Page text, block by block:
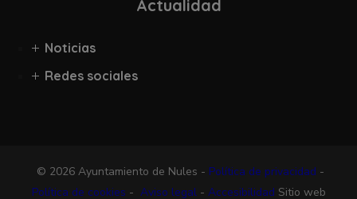
Actualidad
Noticias
Redes sociales
© 2026 Ayuntamiento de Nules - Política de privacidad -
Política de cookies - Aviso legal- Accesibilidad Sitio web